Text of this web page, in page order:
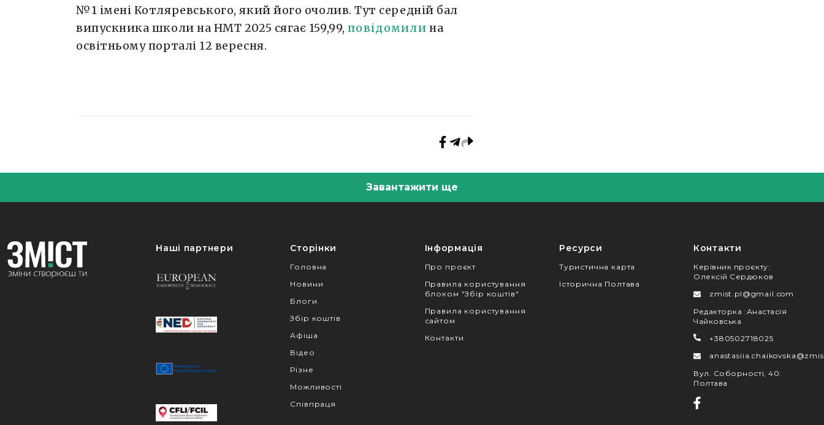
№1 імені Котляревського, який його очолив. Тут середній бал
випускника школи на НМТ 2025 сягає 159,99,повідомили на
освітньому порталі 12 вересня.
Завантажити ще
Наші партнери Сторінки
Головна
Новини
Блоги
Збір коштів
Афіша
Відео
Різне
Можливості
Співпраця
Інформація
Про проєкт
Правила користування
блоком "Збір коштів"
Правила користування
сайтом
Контакти
Ресурси
Туристична карта
Історична Полтава
Контакти
Керівник проєкту:
Олексій Сердюков
zmist.pl@gmail.com
Редакторка :Анастасія
Чайковська
+380502718025
Вул. Соборності, 40:
Полтава